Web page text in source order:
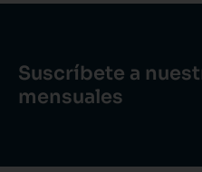
Suscríbete a
mensuales